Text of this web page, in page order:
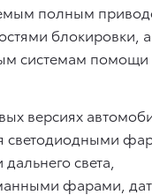
полным
блокировки,
системам помощи
версиях
светодиодными
света,
фарами,